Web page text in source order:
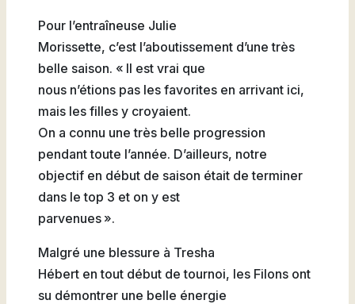
Pour l’entraîneuse Julie
Morissette, c’est l’aboutissement d’une très
belle saison. « Il est vrai que
nous n’étions pas les favorites en arrivant ici,
mais les filles y croyaient.
On a connu une très belle progression
pendant toute l’année. D’ailleurs, notre
objectif en début de saison était de terminer
dans le top 3 et on y est
parvenues ».
Malgré une blessure à Tresha
Hébert en tout début de tournoi, les Filons ont
su démontrer une belle énergie